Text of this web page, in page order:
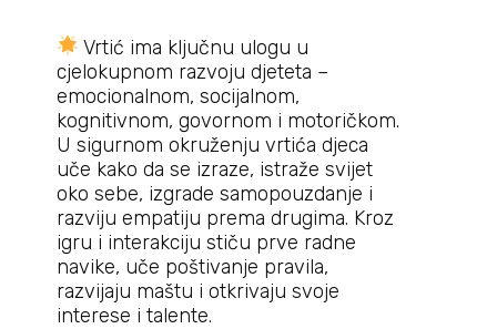
Vrtić ima ključnu ulogu u
cjelokupnom razvoju djeteta –
emocionalnom, socijalnom,
kognitivnom, govornom i motoričkom.
U sigurnom okruženju vrtića djeca
uče kako da se izraze, istraže svijet
oko sebe, izgrade samopouzdanje i
razviju empatiju prema drugima. Kroz
igru i interakciju stiču prve radne
navike, uče poštivanje pravila,
razvijaju maštu i otkrivaju svoje
interese i talente.